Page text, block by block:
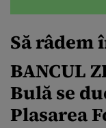
Să râdem
BANCUL
Bulă se
Plasarea